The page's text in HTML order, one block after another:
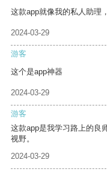
这款app就像我的私人助理
2024-03-29
游客
这个是app神器
2024-03-29
游客
这款app是我学习路上的良
视野。
2024-03-29